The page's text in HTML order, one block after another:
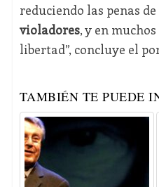
reduciendo las penas de
violadores, y en
libertad”, concluye el
TAMBIÉN TE PUEDE